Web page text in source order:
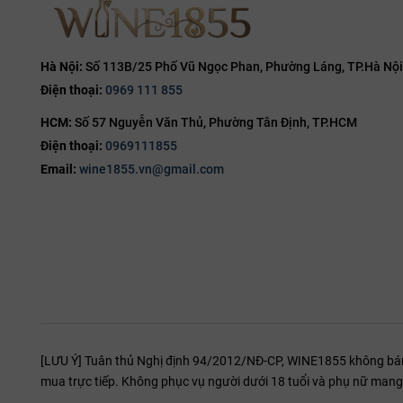
Capitel Nicalò Valpolicella
Superiore DOC
Hà Nội: Số 113B/25 Phố Vũ Ngọc Phan, Phường Láng, TP.Hà Nội
Điện thoại: 0969 111 855
HCM: Số 57 Nguyễn Văn Thủ, Phường Tân Định, TP.HCM
Điện thoại: 0969111855
Email: wine1855.vn@gmail.com
[LƯU Ý] Tuân thủ Nghị định 94/2012/NĐ-CP, WINE1855 không
mua trực tiếp. Không phục vụ người dưới 18 tuổi và phụ nữ